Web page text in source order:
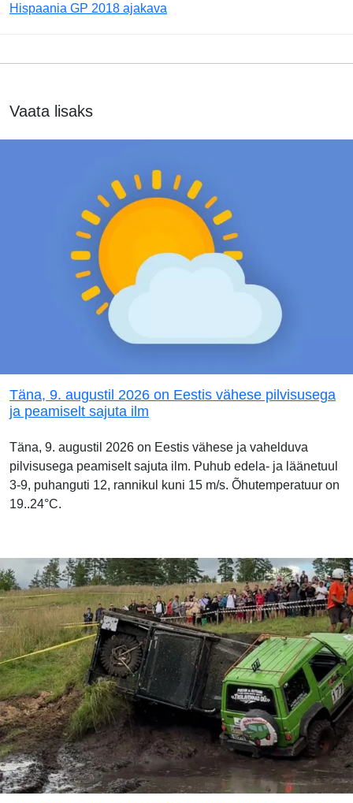
Hispaania GP 2018 ajakava
Vaata lisaks
Täna, 9. augustil 2026 on Eestis vähese pilvisusega
ja peamiselt sajuta ilm
Täna, 9. augustil 2026 on Eestis vähese ja vahelduva
pilvisusega peamiselt sajuta ilm. Puhub edela- ja läänetuul
3-9, puhanguti 12, rannikul kuni 15 m/s. Õhutemperatuur on
19..24°C.